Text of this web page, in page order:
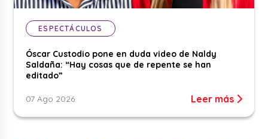
ESPECTÁCULOS
Óscar Custodio pone en duda video de Naldy
Saldaña: “Hay cosas que de repente se han
editado”
07 Ago 2026 Leer más